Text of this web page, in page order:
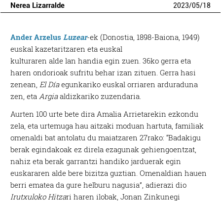
Nerea Lizarralde 2023/05/18
Ander Arzelus Luzear-ek (Donostia, 1898-Baiona, 1949)
euskal kazetaritzaren eta euskal
kulturaren alde lan handia egin zuen. 36ko gerra eta
haren ondorioak sufritu behar izan zituen. Gerra hasi
zenean, El Díaegunkariko euskal orriaren arduraduna
zen, eta Argiaaldizkariko zuzendaria.
Aurten 100 urte bete dira Amalia Arrietarekin ezkondu
zela, eta urtemuga hau aitzaki moduan hartuta, familiak
omenaldi bat antolatu du maiatzaren 27rako: “Badakigu
berak egindakoak ez direla ezagunak gehiengoentzat,
nahiz eta berak garrantzi handiko jarduerak egin
euskararen alde bere bizitza guztian. Omenaldian hauen
berri ematea da gure helburu nagusia”, adierazi dio
Irutxuloko Hitzari haren ilobak, Jonan Zinkunegi